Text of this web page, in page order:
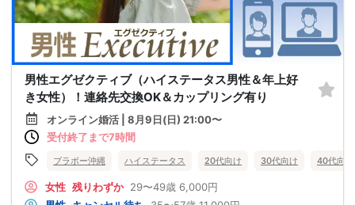
男性エグゼクティブ（ハイステータス男性＆年上好
き女性）！連絡先交換OK＆カップリング有り
オンライン婚活 | 8月9日(日) 21:00〜
受付終了まで7時間
ブラボー沖縄 ハイステータス 20代向け 30代向け 40代向け
女性 残りわずか 29〜49歳 6,000円